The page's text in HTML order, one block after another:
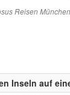
Reisen
Inseln auf